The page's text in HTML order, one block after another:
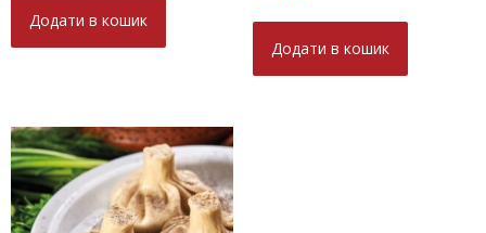
Додати в кошик
Додати в кошик